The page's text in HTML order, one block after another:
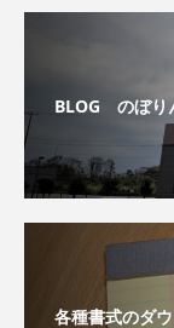
BLOG のぼり
各種書式のダ